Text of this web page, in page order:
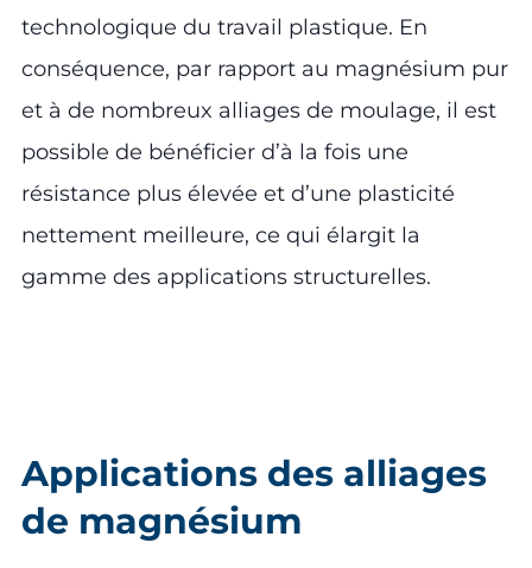
technologique du travail plastique. En
conséquence, par rapport au magnésium pur
et à de nombreux alliages de moulage, il est
possible de bénéficier d’à la fois une
résistance plus élevée et d’une plasticité
nettement meilleure, ce qui élargit la
gamme des applications structurelles.
Applications des alliages
de magnésium